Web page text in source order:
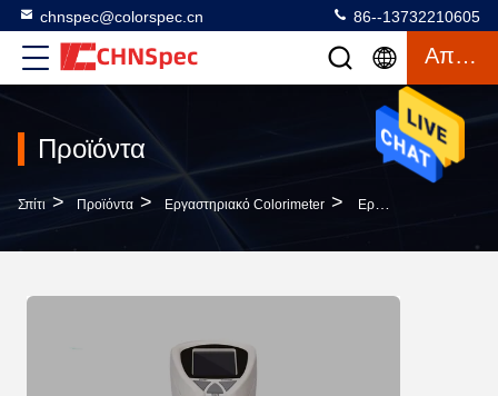
chnspec@colorspec.cn 86--13732210605
Απόσπασμα
Προϊόντα
Σπίτι > Προϊόντα > Εργαστηριακό Colorimeter > Εργαστηριακό Colorimeter Ανοιγμάτων 8mm Για Το Χημικό Yellowness Σκονών Μέτρο